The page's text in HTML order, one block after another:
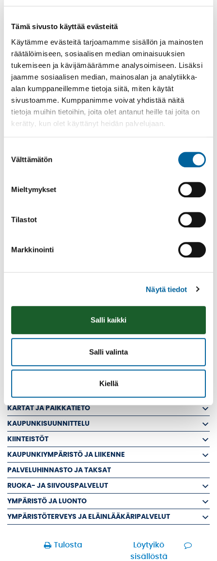
Tämä sivusto käyttää evästeitä
Käytämme evästeitä tarjoamamme sisällön ja mainosten
räätälöimiseen, sosiaalisen median ominaisuuksien
tukemiseen ja kävijämäärämme analysoimiseen. Lisäksi
jaamme sosiaalisen median, mainosalan ja analytiikka-
alan kumppaneillemme tietoja siitä, miten käytät
sivustoamme. Kumppanimme voivat yhdistää näitä
tietoja muihin tietoihin, joita olet antanut heille tai joita on
kerätty, kun olet käyttänyt heidän palvelujaan.
valinta
Välttämätön
Mieltymykset
Tilastot
Markkinointi
Näytä tiedot
Salli kaikki
Salli valinta
Kiellä
IKAALISTEN KYLÄT AIROMPAA IKAALISTA
KILVAKKALAN KYLÄT
KOVELAHTI
LAHDENPOHJAN ALUEEN KYLÄT
LUHALAHTI
MYLLYKARTTU-MANSONIEMI
PUKARA
RÖYHIÖ
ELÄMÄ KYLÄSSÄ
KYLÄN ILMOITUSTAULU
RÖYHIÖ KYLÄN TARINA
KARTAT JA PAIKKATIETO
KAUPUNKISUUNNITTELU
KIINTEISTÖT
KAUPUNKIYMPÄRISTÖ JA LIIKENNE
PALVELUHINNASTO JA TAKSAT
RUOKA- JA SIIVOUSPALVELUT
YMPÄRISTÖ JA LUONTO
YMPÄRISTÖTERVEYS JA ELÄINLÄÄKÄRIPALVELUT
Tulosta
Löytyikö
sisällöstä